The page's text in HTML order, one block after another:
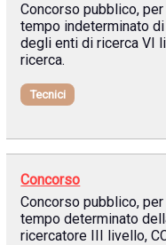
Concorso pubblico,
tempo indeterminato
degli enti di ricerca VI
ricerca.
Tecnici
Concorso
Concorso pubblico,
tempo determinato
ricercatore III livello,